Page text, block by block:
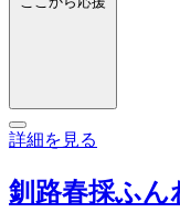
詳細を見る
釧路春採ふん